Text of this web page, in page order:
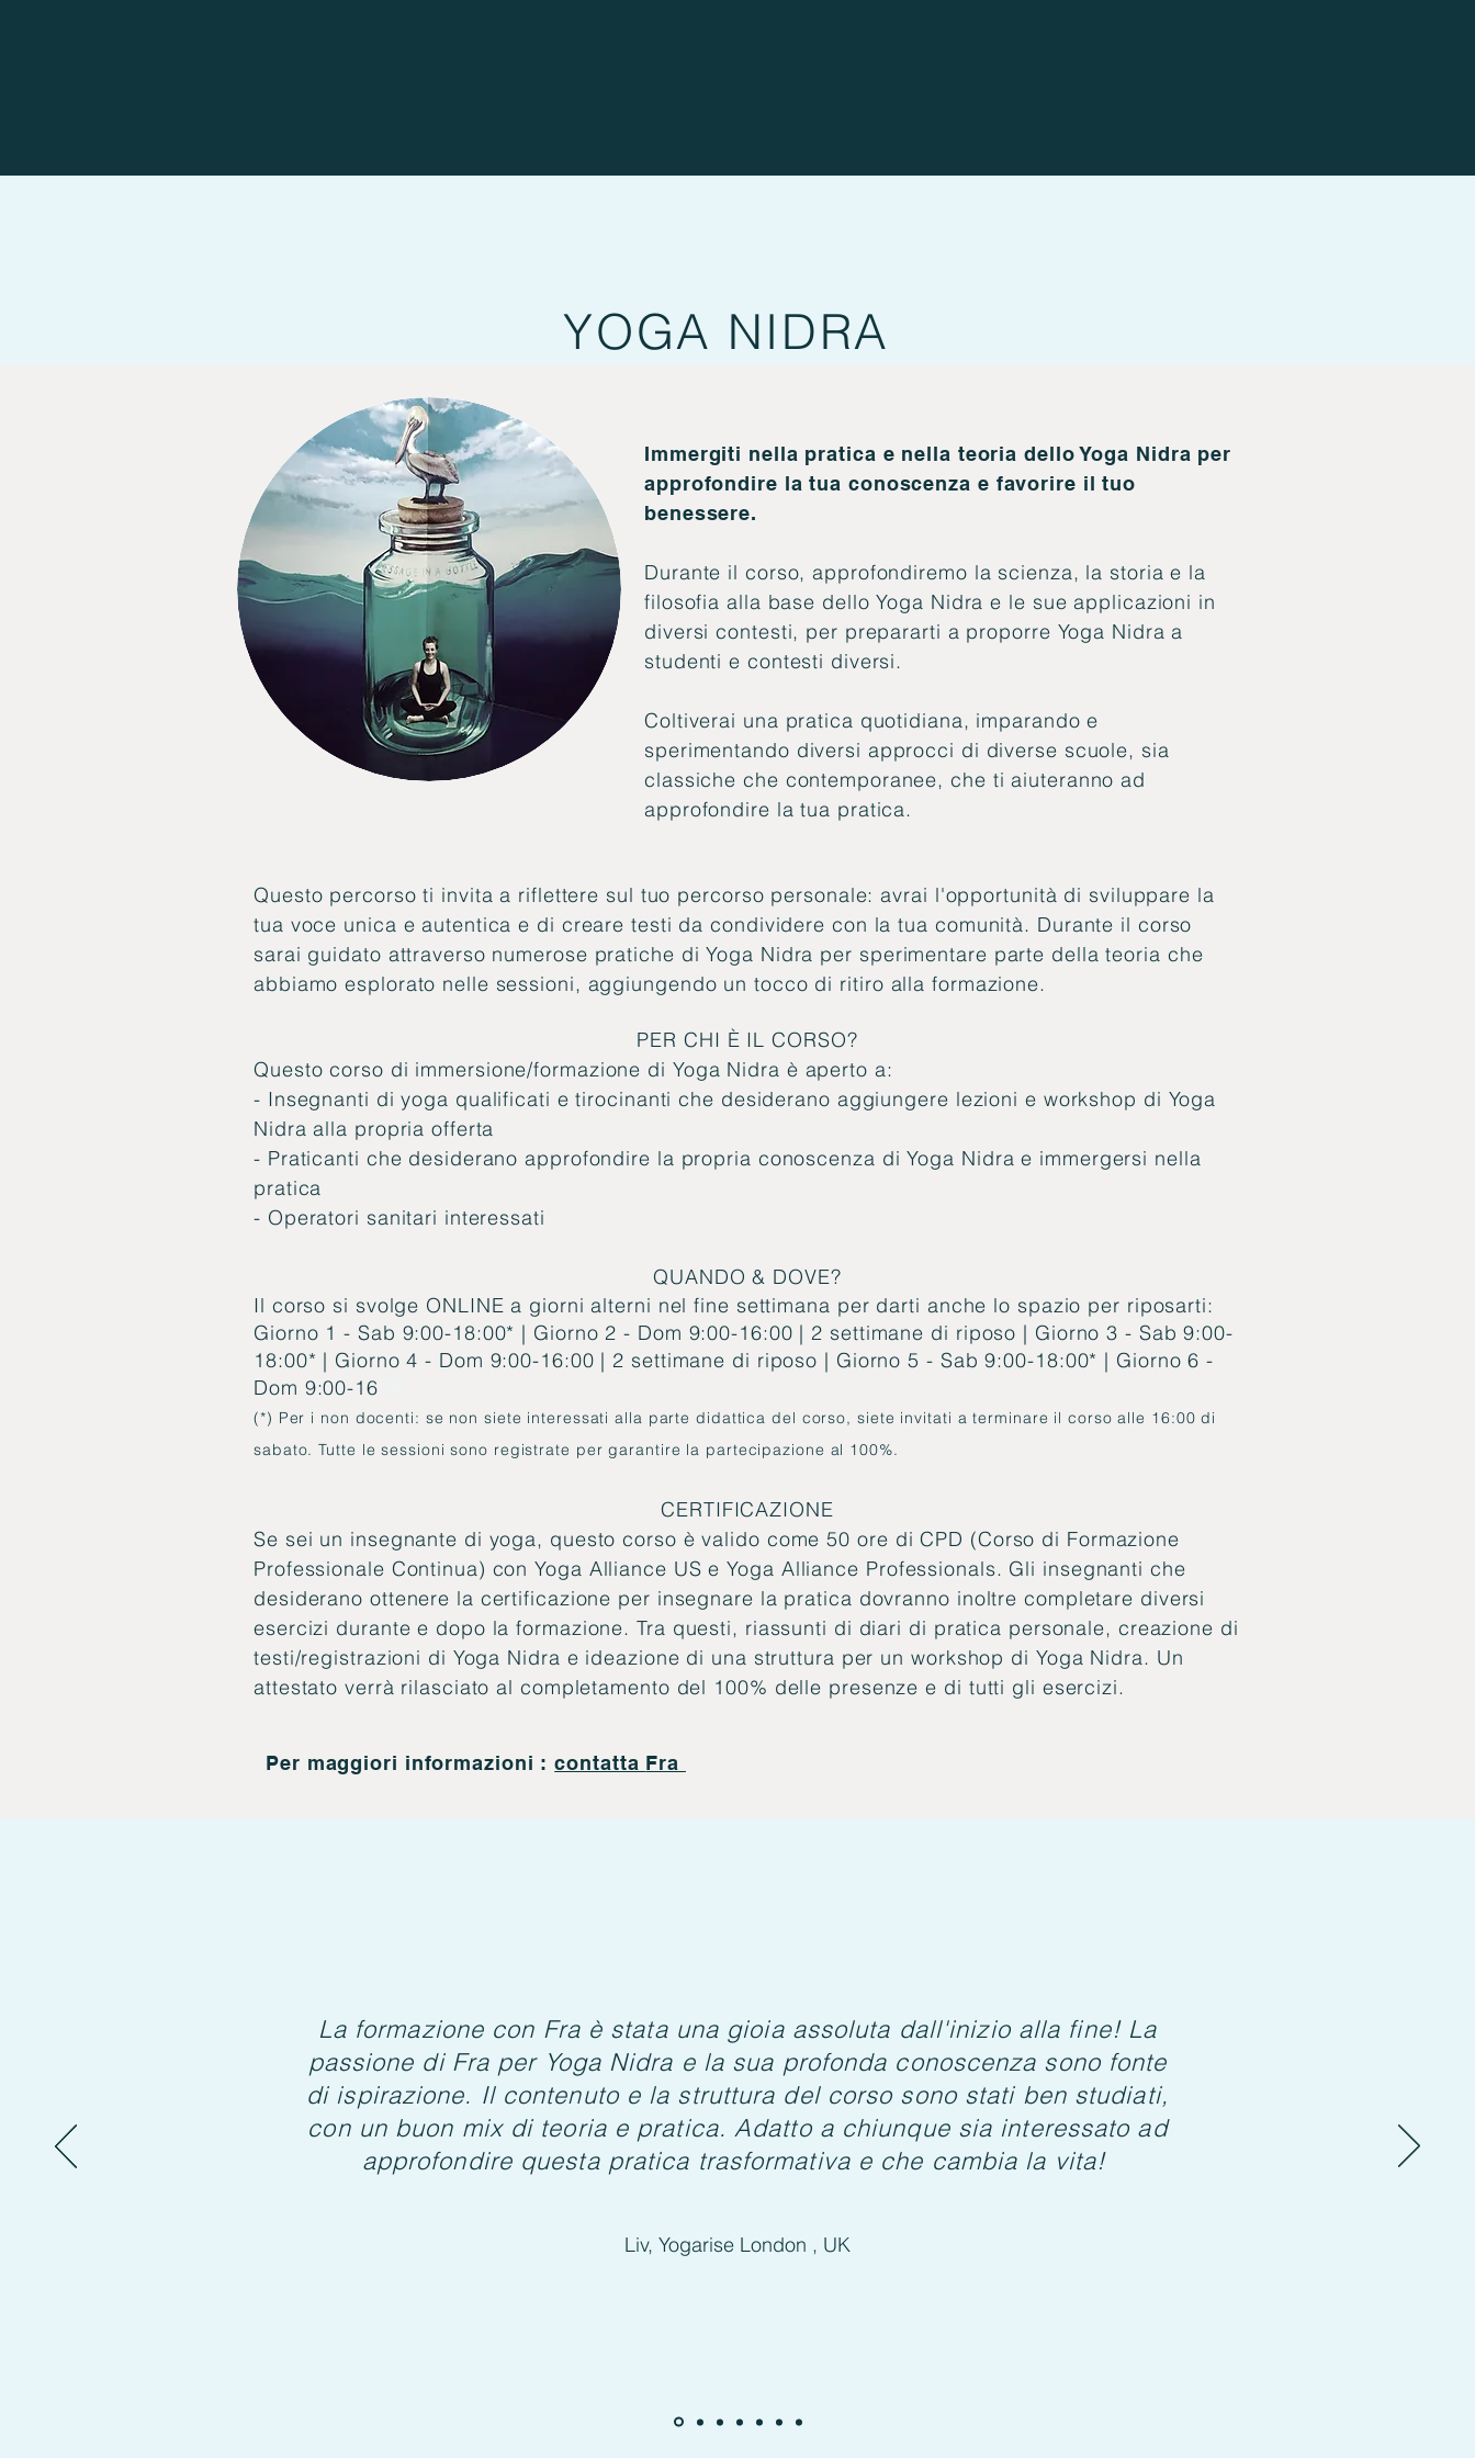
YOGA NIDRA
Immergiti nella pratica e nella teoria dello Yoga Nidra per
approfondire la tua conoscenza e favorire il tuo
benessere.
Durante il corso, approfondiremo la scienza, la storia e la
filosofia alla base dello Yoga Nidra e le sue applicazioni in
diversi contesti, per prepararti a proporre Yoga Nidra a
studenti e contesti diversi.
Coltiverai una pratica quotidiana, imparando e
sperimentando diversi approcci di diverse scuole, sia
classiche che contemporanee, che ti aiuteranno ad
approfondire la tua pratica.
Questo percorso ti invita a riflettere sul tuo percorso personale: avrai l'opportunità di sviluppare la
tua voce unica e autentica e di creare testi da condividere con la tua comunità. Durante il corso
sarai guidato attraverso numerose pratiche di Yoga Nidra per sperimentare parte della teoria che
abbiamo esplorato nelle sessioni, aggiungendo un tocco di ritiro alla formazione.
PER CHI È IL CORSO?
Questo corso di immersione/formazione di Yoga Nidra è aperto a:
- Insegnanti di yoga qualificati e tirocinanti che desiderano aggiungere lezioni e workshop di Yoga
Nidra alla propria offerta
- Praticanti che desiderano approfondire la propria conoscenza di Yoga Nidra e immergersi nella
pratica
- Operatori sanitari interessati
QUANDO & DOVE?
Il corso si svolge ONLINE a giorni alterni nel fine settimana per darti anche lo spazio per riposarti:
Giorno 1 - Sab 9:00-18:00* | Giorno 2 - Dom 9:00-16:00 | 2 settimane di riposo | Giorno 3 - Sab 9:00-
18:00* | Giorno 4 - Dom 9:00-16:00 | 2 settimane di riposo | Giorno 5 - Sab 9:00-18:00* | Giorno 6 -
Dom 9:00-16
(*) Per i non docenti: se non siete interessati alla parte didattica del corso, siete invitati a terminare il corso alle 16:00 di
sabato. Tutte le sessioni sono registrate per garantire la partecipazione al 100%.
CERTIFICAZIONE
Se sei un insegnante di yoga, questo corso è valido come 50 ore di CPD (Corso di Formazione
Professionale Continua) con Yoga Alliance US e Yoga Alliance Professionals. Gli insegnanti che
desiderano ottenere la certificazione per insegnare la pratica dovranno inoltre completare diversi
esercizi durante e dopo la formazione. Tra questi, riassunti di diari di pratica personale, creazione di
testi/registrazioni di Yoga Nidra e ideazione di una struttura per un workshop di Yoga Nidra. Un
attestato verrà rilasciato al completamento del 100% delle presenze e di tutti gli esercizi.
Per maggiori informazioni :contatta Fra
La formazione con Fra è stata una gioia assoluta dall'inizio alla fine! La
passione di Fra per Yoga Nidra e la sua profonda conoscenza sono fonte
di ispirazione. Il contenuto e la struttura del corso sono stati ben studiati,
con un buon mix di teoria e pratica. Adatto a chiunque sia interessato ad
approfondire questa pratica trasformativa e che cambia la vita!
Liv, Yogarise London , UK